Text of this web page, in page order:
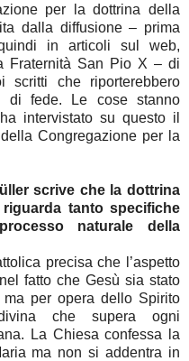
per la dottrina della
dalla diffusione – prima
in articoli sul web,
Fraternità San Pio X – di
scritti che riporterebbero
di fede. Le cose stanno
intervistato su questo il
Congregazione per la
scrive che la dottrina
tanto specifiche
naturale della
precisa che l’aspetto
fatto che Gesù sia stato
per opera dello Spirito
che supera ogni
La Chiesa confessa la
ma non si addentra in